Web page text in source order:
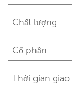
Chất lượng
Cổ phần
Thời gian